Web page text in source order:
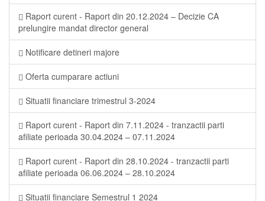
Raport curent - Raport din 20.12.2024 – Decizie CA
prelungire mandat director general
Notificare detineri majore
Oferta cumparare actiuni
Situatii financiare trimestrul 3-2024
Raport curent - Raport din 7.11.2024 - tranzactii parti
afiliate perioada 30.04.2024 – 07.11.2024
Raport curent - Raport din 28.10.2024 - tranzactii parti
afiliate perioada 06.06.2024 – 28.10.2024
Situatii financiare Semestrul 1 2024